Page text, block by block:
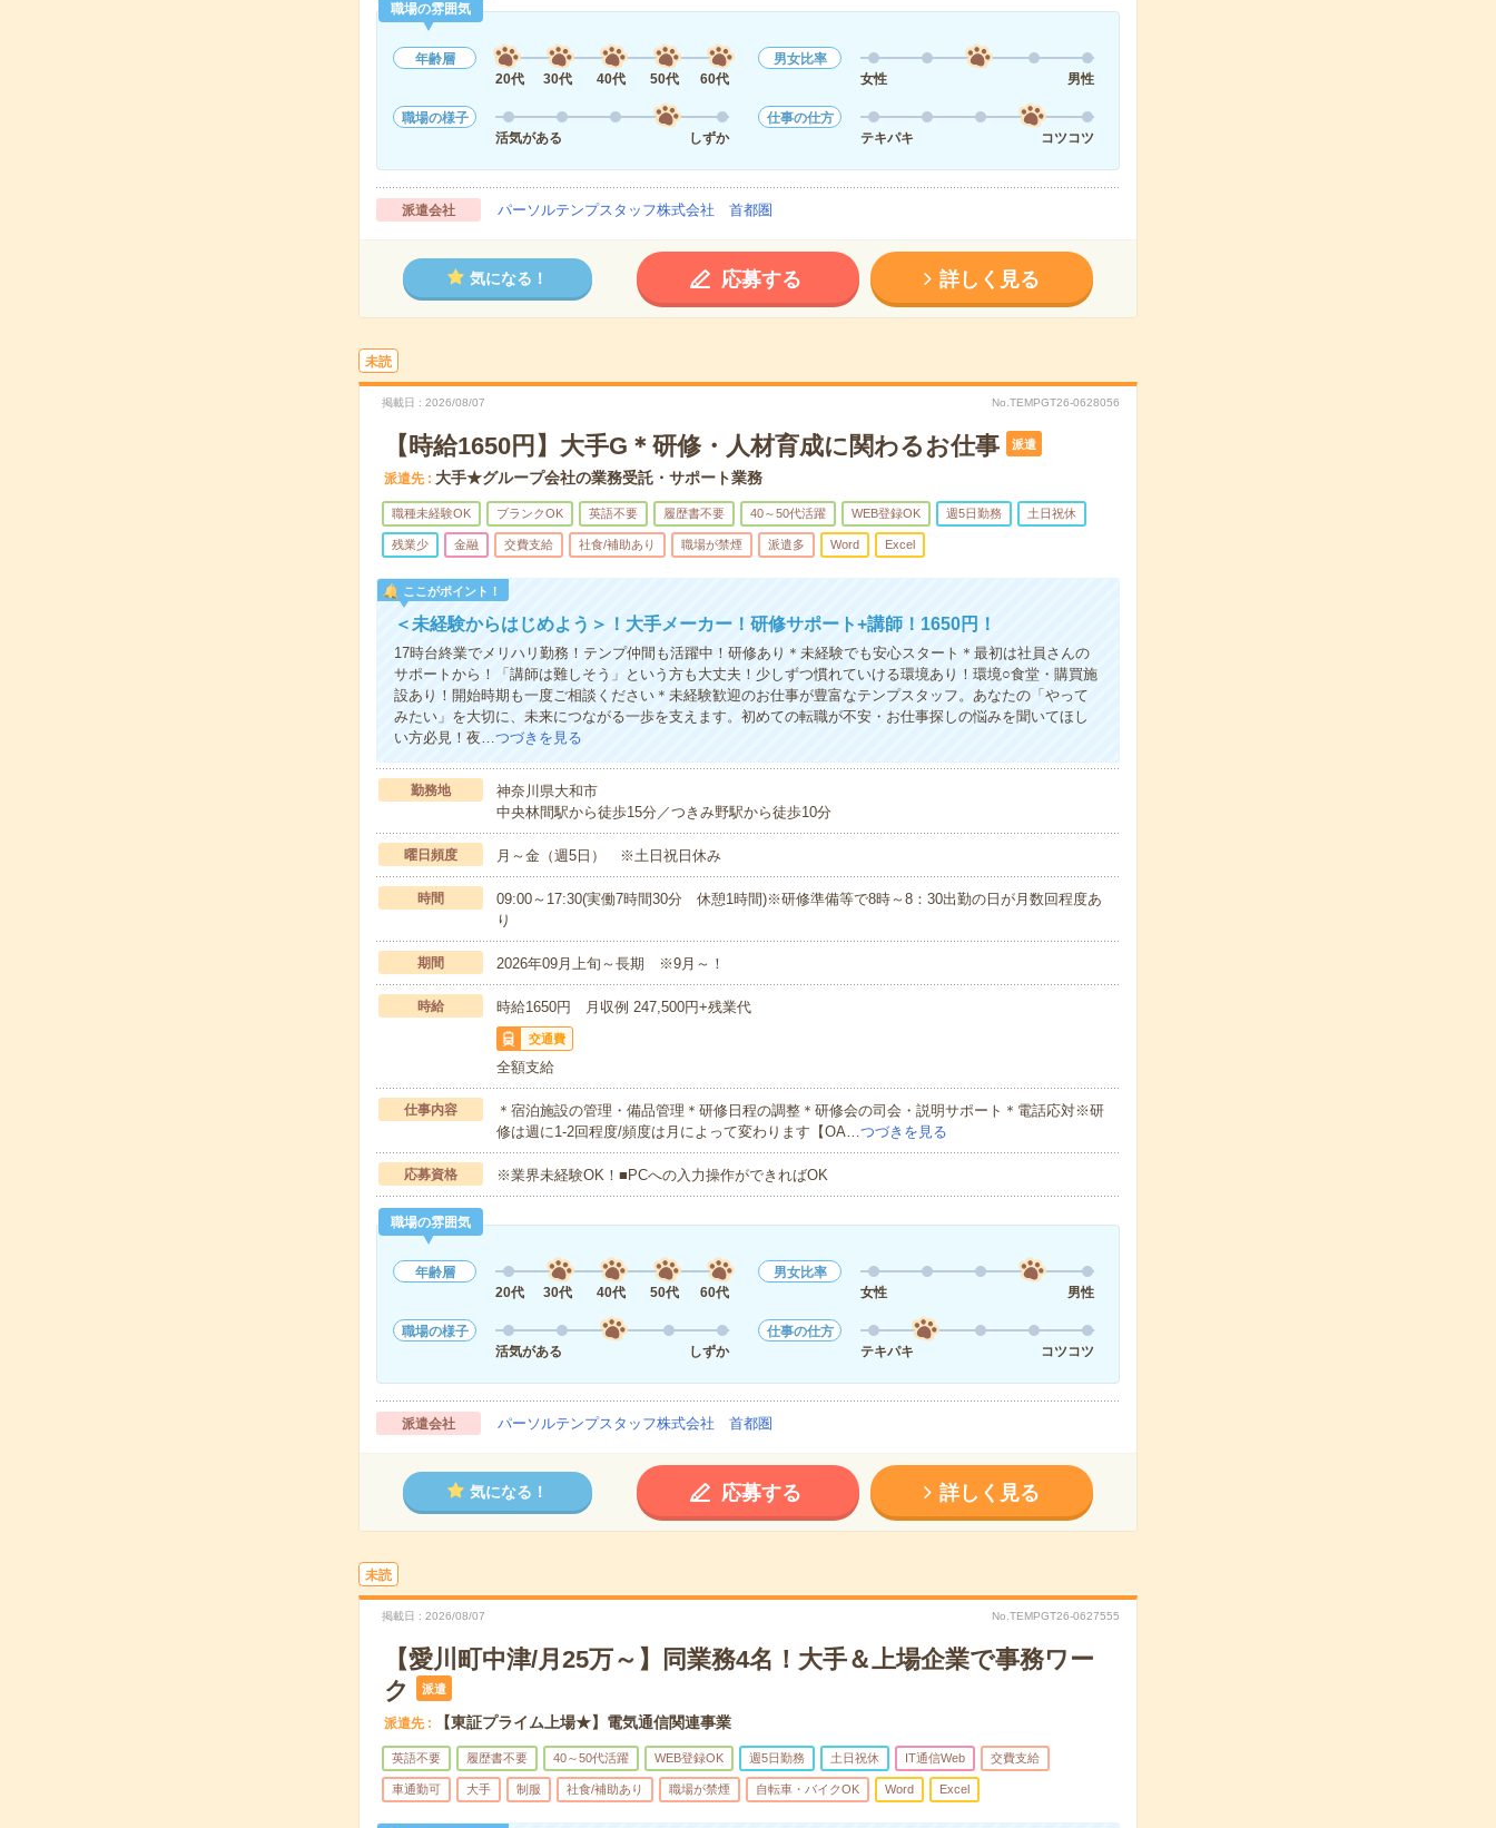
職場の雰囲気
年齢層
20代
30代 40代 50代 60代
男女比率
女性
男性
職場の様子
活気がある
しずか
仕事の仕方
テキパキ
コツコツ
派遣会社 パーソルテンプスタッフ株式会社 首都圏
気になる！ 応募する 詳しく見る
未読
掲載日 2026/08/07 No.TEMPGT26-0628056
【時給1650円】大手G＊研修・人材育成に関わるお仕事 派遣
派遣先 大手★グループ会社の業務受託・サポート業務
職種未経験OK ブランクOK 英語不要 履歴書不要 40～50代活躍 WEB登録OK 週5日勤務 土日祝休
残業少 金融 交費支給 社食/補助あり 職場が禁煙 派遣多 Word Excel
ここがポイント！
＜未経験からはじめよう＞！大手メーカー！研修サポート+講師！1650円！
17時台終業でメリハリ勤務！テンプ仲間も活躍中！研修あり＊未経験でも安心スタート＊最初は社員さんの
サポートから！「講師は難しそう」という方も大丈夫！少しずつ慣れていける環境あり！環境○食堂・購買施
設あり！開始時期も一度ご相談ください＊未経験歓迎のお仕事が豊富なテンプスタッフ。あなたの「やって
みたい」を大切に、未来につながる一歩を支えます。初めての転職が不安・お仕事探しの悩みを聞いてほし
い方必見！夜…つづきを見る
勤務地
神奈川県大和市
中央林間駅から徒歩15分／つきみ野駅から徒歩10分
曜日頻度 月～金（週5日） ※土日祝日休み
時間
09:00～17:30(実働7時間30分 休憩1時間)※研修準備等で8時～8：30出勤の日が月数回程度あ
り
期間 2026年09月上旬～長期 ※9月～！
時給 時給1650円 月収例 247,500円+残業代
交通費
全額支給
仕事内容
＊宿泊施設の管理・備品管理＊研修日程の調整＊研修会の司会・説明サポート＊電話応対※研
修は週に1-2回程度/頻度は月によって変わります【OA…つづきを見る
応募資格 ※業界未経験OK！■PCへの入力操作ができればOK
職場の雰囲気
年齢層
20代
30代 40代 50代 60代
男女比率
女性
男性
職場の様子
活気がある
しずか
仕事の仕方
テキパキ
コツコツ
派遣会社 パーソルテンプスタッフ株式会社 首都圏
気になる！ 応募する 詳しく見る
未読
掲載日 2026/08/07 No.TEMPGT26-0627555
【愛川町中津/月25万～】同業務4名！大手＆上場企業で事務ワー
ク
派遣
派遣先 【東証プライム上場★】電気通信関連事業
英語不要 履歴書不要 40～50代活躍 WEB登録OK 週5日勤務 土日祝休 IT通信Web 交費支給
車通勤可 大手 制服 社食/補助あり 職場が禁煙 自転車・バイクOK Word Excel